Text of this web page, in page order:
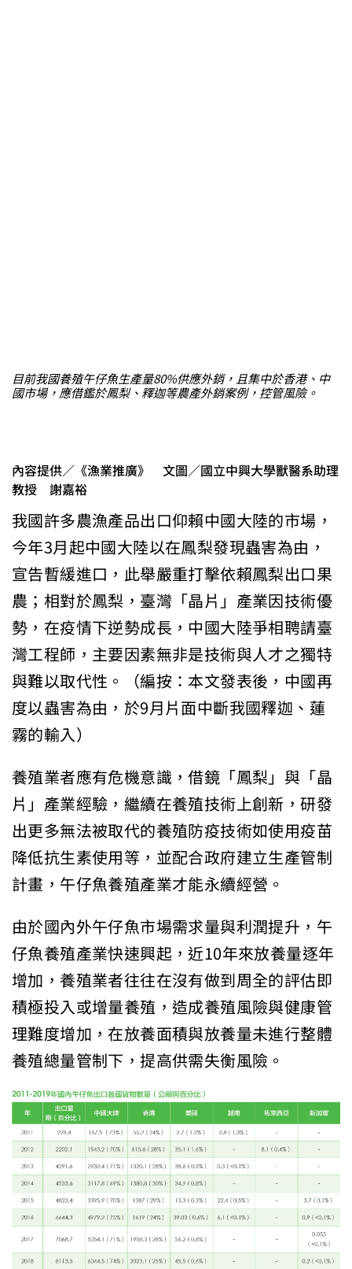
目前我國養殖午仔魚生產量80%供應外銷，且集中於香港、中
國市場，應借鑑於鳳梨、釋迦等農產外銷案例，控管風險。
內容提供／《漁業推廣》 文圖／國立中興大學獸醫系助理
教授 謝嘉裕
我國許多農漁產品出口仰賴中國大陸的市場，
今年3月起中國大陸以在鳳梨發現蟲害為由，
宣告暫緩進口，此舉嚴重打擊依賴鳳梨出口果
農；相對於鳳梨，臺灣「晶片」產業因技術優
勢，在疫情下逆勢成長，中國大陸爭相聘請臺
灣工程師，主要因素無非是技術與人才之獨特
與難以取代性。（編按：本文發表後，中國再
度以蟲害為由，於9月片面中斷我國釋迦、蓮
霧的輸入）
養殖業者應有危機意識，借鏡「鳳梨」與「晶
片」產業經驗，繼續在養殖技術上創新，研發
出更多無法被取代的養殖防疫技術如使用疫苗
降低抗生素使用等，並配合政府建立生產管制
計畫，午仔魚養殖產業才能永續經營。
由於國內外午仔魚市場需求量與利潤提升，午
仔魚養殖產業快速興起，近10年來放養量逐年
增加，養殖業者往往在沒有做到周全的評估即
積極投入或增量養殖，造成養殖風險與健康管
理難度增加，在放養面積與放養量未進行整體
養殖總量管制下，提高供需失衡風險。